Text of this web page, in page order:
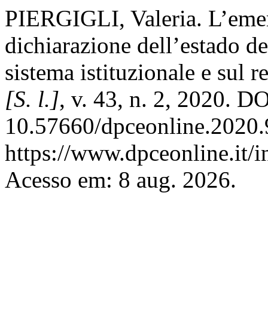
PIERGIGLI, Valeria.
dichiarazione dell’estado
sistema istituzionale e sul
[S. l.], v. 43, n. 2, 2020.
10.57660/
https://www.dpceonline.it/
Acesso em: 8 aug. 2026.